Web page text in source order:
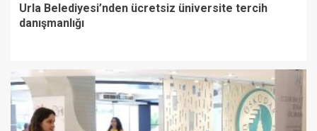
Urla Belediyesi’nden ücretsiz üniversite tercih
danışmanlığı